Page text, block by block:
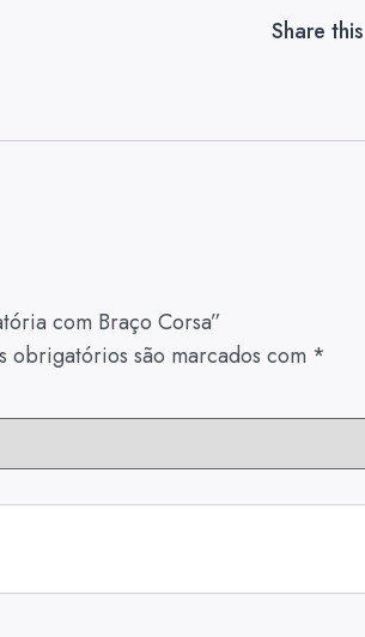
Share this
com Braço Corsa”
obrigatórios são marcados com *